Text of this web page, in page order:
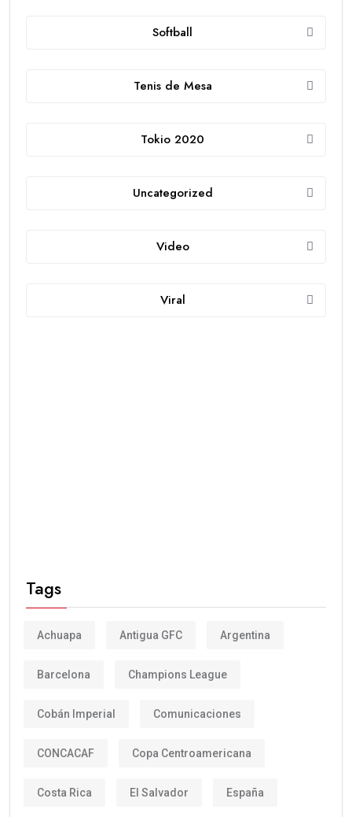
Softball
Tenis de Mesa
Tokio 2020
Uncategorized
Video
Viral
Tags
Achuapa Antigua GFC Argentina
Barcelona Champions League
Cobán Imperial Comunicaciones
CONCACAF Copa Centroamericana
Costa Rica El Salvador España